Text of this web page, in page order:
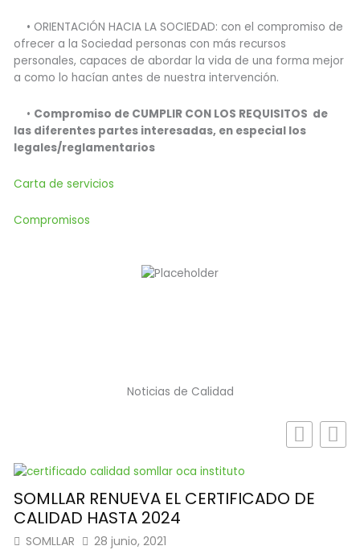
• ORIENTACIÓN HACIA LA SOCIEDAD: con el compromiso de
ofrecer a la Sociedad personas con más recursos
personales, capaces de abordar la vida de una forma mejor
a como lo hacían antes de nuestra intervención.
• Compromiso de CUMPLIR CON LOS REQUISITOS de
las diferentes partes interesadas, en especial los
legales/reglamentarios
Carta de servicios
Compromisos
Noticias de Calidad
SOMLLAR RENUEVA EL CERTIFICADO DE
CALIDAD HASTA 2024
SOMLLAR 28 junio, 2021